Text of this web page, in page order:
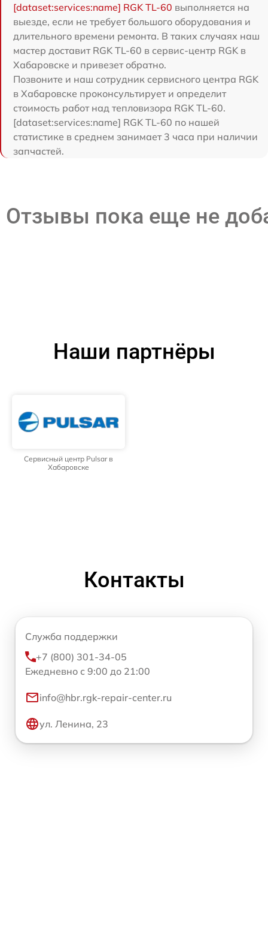
[dataset:services:name] RGK TL-60 выполняется на
выезде, если не требует большого оборудования и
длительного времени ремонта. В таких случаях наш
мастер доставит RGK TL-60 в сервис-центр RGK в
Хабаровске и привезет обратно.
Позвоните и наш сотрудник сервисного центра RGK
в Хабаровске проконсультирует и определит
стоимость работ над тепловизора RGK TL-60.
[dataset:services:name] RGK TL-60 по нашей
статистике в среднем занимает 3 часа при наличии
запчастей.
Отзывы пока еще не
Наши партнёры
Сервисный центр Pulsar в
Хабаровске
Контакты
Служба поддержки
+7 (800) 301-34-05
Ежедневно с 9:00 до 21:00
info@hbr.rgk-repair-center.ru
ул. Ленина, 23